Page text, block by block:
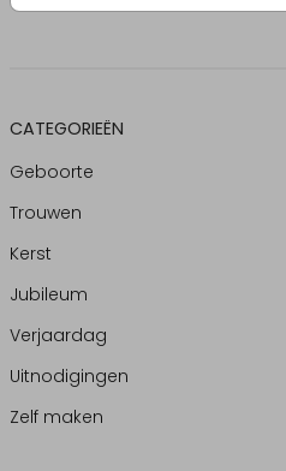
CATEGORIEËN
Geboorte
Trouwen
Kerst
Jubileum
Verjaardag
Uitnodigingen
Zelf maken